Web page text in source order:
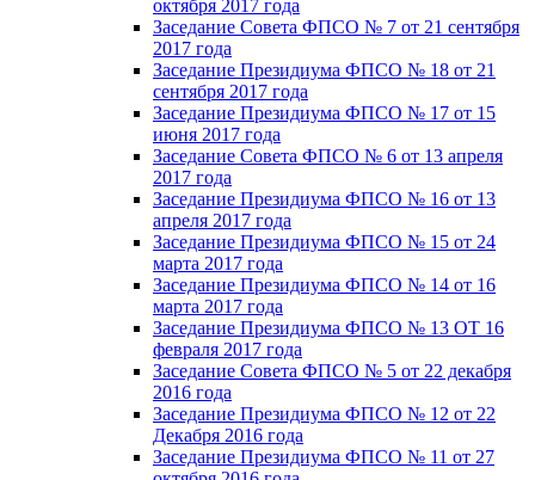
октября 2017 года
Заседание Совета ФПСО № 7 от 21 сентября
2017 года
Заседание Президиума ФПСО № 18 от 21
сентября 2017 года
Заседание Президиума ФПСО № 17 от 15
июня 2017 года
Заседание Совета ФПСО № 6 от 13 апреля
2017 года
Заседание Президиума ФПСО № 16 от 13
апреля 2017 года
Заседание Президиума ФПСО № 15 от 24
марта 2017 года
Заседание Президиума ФПСО № 14 от 16
марта 2017 года
Заседание Президиума ФПСО № 13 ОТ 16
февраля 2017 года
Заседание Совета ФПСО № 5 от 22 декабря
2016 года
Заседание Президиума ФПСО № 12 от 22
Декабря 2016 года
Заседание Президиума ФПСО № 11 от 27